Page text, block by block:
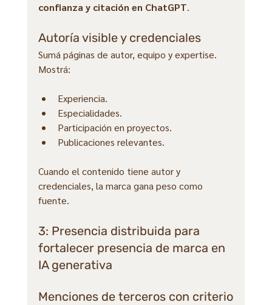
confianza y citación en ChatGPT.
Autoría visible y credenciales
Sumá páginas de autor, equipo y expertise.
Mostrá:
Experiencia.
Especialidades.
Participación en proyectos.
Publicaciones relevantes.
Cuando el contenido tiene autor y
credenciales, la marca gana peso como
fuente.
3: Presencia distribuida para
fortalecer presencia de marca en
IA generativa
Menciones de terceros con criterio